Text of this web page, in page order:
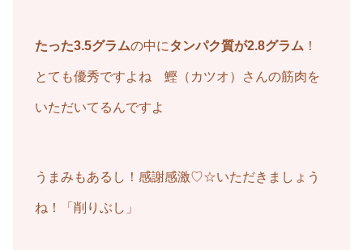
たった3.5グラムの中にタンパク質が2.8グラム ！
とても優秀ですよね 鰹（カツオ）さんの筋肉を
いただいてるんですよ
うまみもあるし！感謝感激♡☆いただきましょう
ね！「削りぶし」